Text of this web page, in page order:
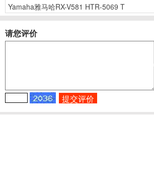
Yamaha雅马哈RX-V581 HTR-5069 T
请您评价